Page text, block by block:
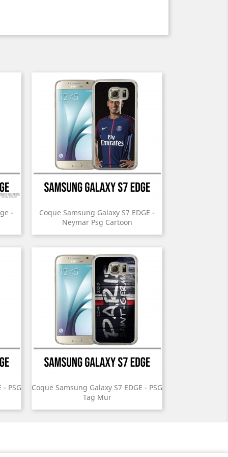
-
Coque Samsung Galaxy S7 EDGE -
Neymar Psg Cartoon
PSG
Coque Samsung Galaxy S7 EDGE - PSG
Tag Mur